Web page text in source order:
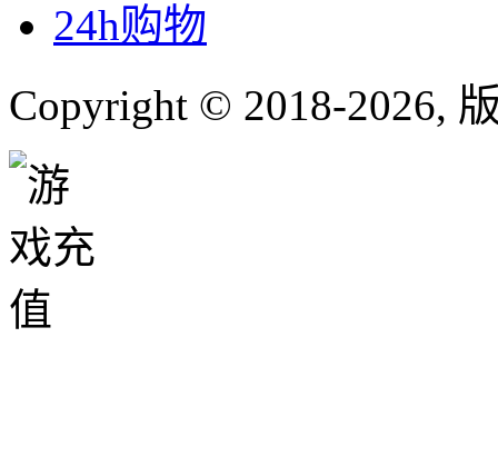
24h购物
Copyright © 2018-2026,